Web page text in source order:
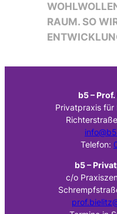
RAUM. SO
b5 –
Privatpraxis für
Telefon:
b5 – Pr
c/o